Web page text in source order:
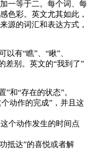
一等于二。每个词、每
色彩。英文尤其如此，
源的词汇和表达方式，
有“瞧”、“瞅”、
差别。英文的“我到了”
”和“存在的状态”。
动作的完成”，并且这
个动作发生的时间点
抵达”的喜悦或者解